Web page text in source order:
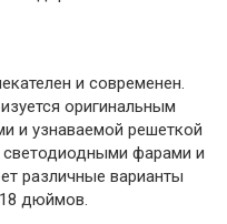
и современен.
оригинальным
и узнаваемой решеткой
фарами и
различные варианты
дюймов.